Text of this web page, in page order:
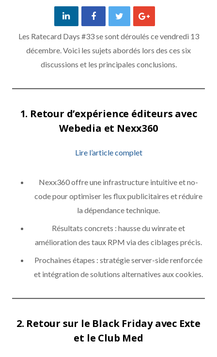
Les Ratecard Days #33 se sont déroulés ce vendredi 13
décembre. Voici les sujets abordés lors des ces six
discussions et les principales conclusions.
1. Retour d’expérience éditeurs avec
Webedia et Nexx360
Lire l’article complet
Nexx360 offre une infrastructure intuitive et no-
code pour optimiser les flux publicitaires et réduire
la dépendance technique.
Résultats concrets : hausse du winrate et
amélioration des taux RPM via des ciblages précis.
Prochaines étapes : stratégie server-side renforcée
et intégration de solutions alternatives aux cookies.
2. Retour sur le Black Friday avec Exte
et le Club Med